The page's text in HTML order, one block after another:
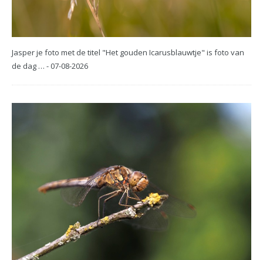
Jasper je foto met de titel "Het gouden Icarusblauwtje" is foto van
de dag … - 07-08-2026